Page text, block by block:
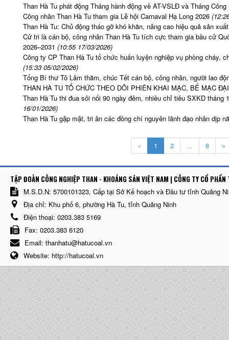
Than Hà Tu phát động Tháng hành động về AT-VSLĐ và Tháng
Công nhân Than Hà Tu tham gia Lễ hội Carnaval Hạ Long 2026
Than Hà Tu: Chủ động tháo gỡ khó khăn, nâng cao hiệu quả sản
Cử tri là cán bộ, công nhân Than Hà Tu tích cực tham gia bầu cử
2026–2031 (10:55 17/03/2026)
Công ty CP Than Hà Tu tổ chức huấn luyện nghiệp vụ phòng cháy,
(15:33 05/02/2026)
Tổng Bí thư Tô Lâm thăm, chúc Tết cán bộ, công nhân, người lao
THAN HÀ TU TỔ CHỨC THEO DÕI PHIÊN KHAI MẠC, BẾ MẠC
Than Hà Tu thi đua sôi nổi 90 ngày đêm, nhiều chỉ tiêu SXKD tháng
16/01/2026)
Than Hà Tu gặp mặt, tri ân các đồng chí nguyên lãnh đạo nhân dịp
« 1 2 ... 8 »
TẬP ĐOÀN CÔNG NGHIỆP THAN - KHOÁNG SẢN VIỆT NAM | CÔNG TY CỔ
M.S.D.N: 5700101323, Cấp tại Sở Kế hoạch và Đầu tư tỉnh Quảng
Địa chỉ: Khu phố 6, phường Hà Tu, tỉnh Quảng Ninh
Điện thoại: 0203.383 5169
Fax: 0203.383 6120
Email: thanhatu@hatucoal.vn
Website: http://hatucoal.vn